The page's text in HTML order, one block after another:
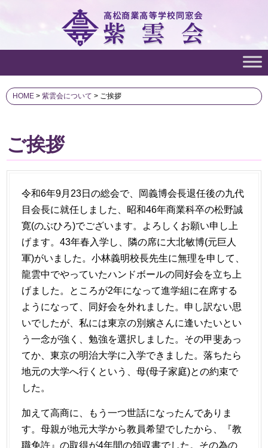
HOME > 紫雲会について > ご挨拶
ご挨拶
令和6年9月23日の総会で、岡義博会長退任後の九代
目会長に就任しました、昭和46年商業科卒の松野誠
寛(のぶひろ)でございます。よろしくお願い申し上
げます。43年春入学し、隣の席に大北敏博(元巨人
軍)がいました。小林義明校長先生に無理を申して、
龍雲中でやっていたハンドボールの同好会を立ち上
げました。ところが2年になって進学組に在席する
ようになって、同好会を外れました。申し訳ない思
いでしたが、私には東京の別嬪さんに逢いたいとい
う一念が強く、勉強を選択しました。その甲斐あっ
てか、東京の明治大学に入学できました。落ちたら
地元の大学へ行くという、母(母子家庭)との約束で
した。
加えて高商に、もう一つ世話になったんでありま
す。母親が地元大学から教員希望でしたから、『教
職免許』の取得が4年間の領収書でした。その為の